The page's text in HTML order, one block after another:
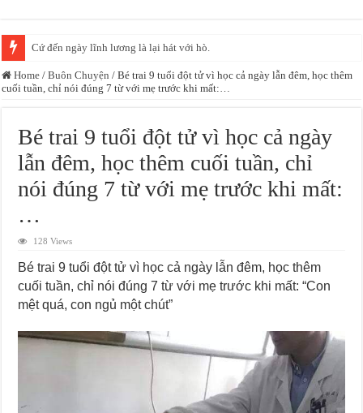
Cứ đến ngày lĩnh lương là lại hát với hò.
Home / Buôn Chuyện / Bé trai 9 tuổi đột tử vì học cả ngày lẫn đêm, học thêm
cuối tuần, chỉ nói đúng 7 từ với mẹ trước khi mất:…
Bé trai 9 tuổi đột tử vì học cả ngày
lẫn đêm, học thêm cuối tuần, chỉ
nói đúng 7 từ với mẹ trước khi mất:
…
128 Views
Bé trai 9 tuổi đột tử vì học cả ngày lẫn đêm, học thêm
cuối tuần, chỉ nói đúng 7 từ với mẹ trước khi mất: “Con
mệt quá, con ngủ một chút”